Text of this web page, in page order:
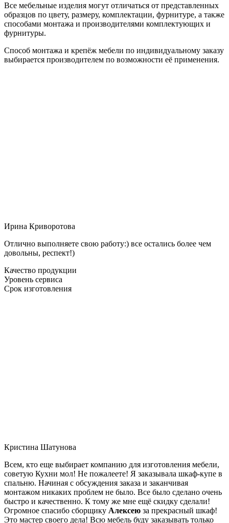
Все мебельные изделия могут отличаться от представленных
образцов по цвету, размеру, комплектации, фурнитуре, а также
способами монтажа и производителями комплектующих и
фурнитуры.
Способ монтажа и крепёж мебели по индивидуальному заказу
выбирается производителем по возможности её применения.
Ирина Криворотова
Отлично выполняете свою работу:) все остались более чем
довольны, респект!)
Качество продукции
Уровень сервиса
Срок изготовления
Кристина Шатунова
Всем, кто еще выбирает компанию для изготовления мебели,
советую Кухни мол! Не пожалеете! Я заказывала шкаф-купе в
спальню. Начиная с обсуждения заказа и заканчивая
монтажом никаких проблем не было. Все было сделано очень
быстро и качественно. К тому же мне ещё скидку сделали!
Огромное спасибо сборщику Алексею за прекрасный шкаф!
Это мастер своего дела! Всю мебель буду заказывать только